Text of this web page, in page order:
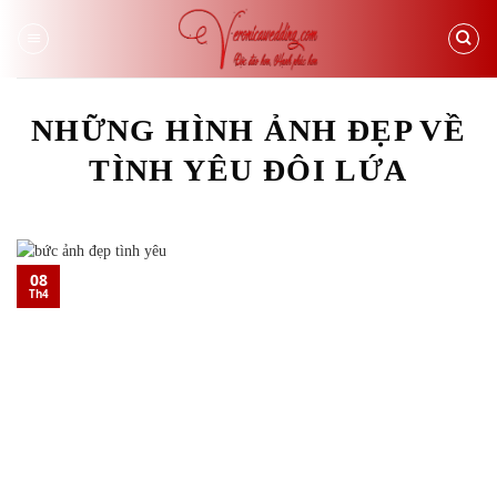
NHỮNG HÌNH ẢNH ĐẸP VỀ
TÌNH YÊU ĐÔI LỨA
08
Th4